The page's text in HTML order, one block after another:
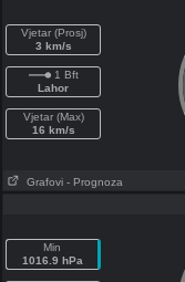
Vjetar (Prosj)
3 km/s
1 Bft
Lahor
Vjetar (Max)
16 km/s
Grafovi - Prognoza
Min
1016.9 hPa